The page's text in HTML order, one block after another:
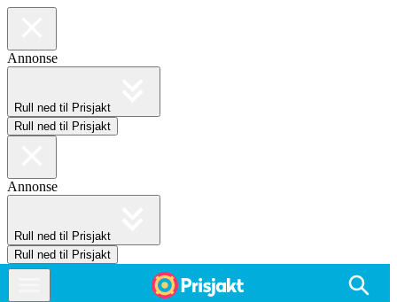
Annonse
Rull ned til Prisjakt
Rull ned til Prisjakt
Annonse
Rull ned til Prisjakt
Rull ned til Prisjakt